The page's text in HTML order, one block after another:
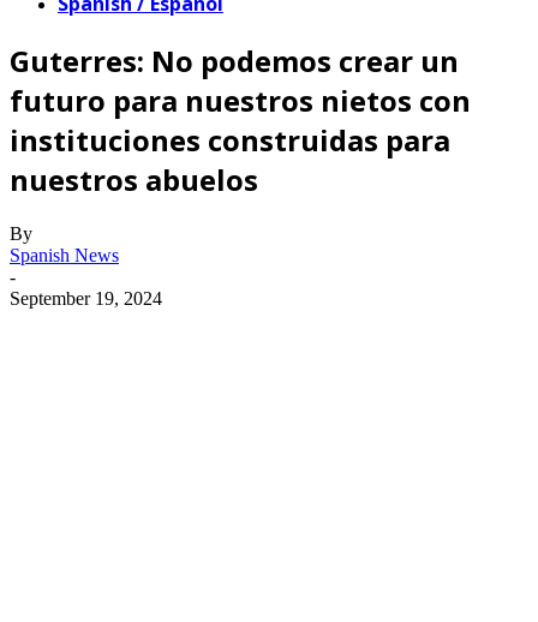
Guterres: No podemos crear un
futuro para nuestros nietos con
instituciones construidas para
nuestros abuelos
By
Spanish News
-
September 19, 2024